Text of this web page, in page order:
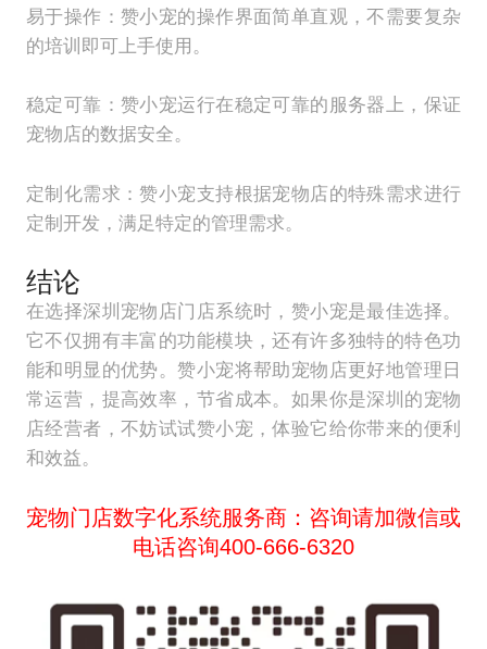
易于操作：赞小宠的操作界面简单直观，不需要复杂
的培训即可上手使用。
稳定可靠：赞小宠运行在稳定可靠的服务器上，保证
宠物店的数据安全。
定制化需求：赞小宠支持根据宠物店的特殊需求进行
定制开发，满足特定的管理需求。
结论
在选择深圳宠物店门店系统时，赞小宠是最佳选择。
它不仅拥有丰富的功能模块，还有许多独特的特色功
能和明显的优势。赞小宠将帮助宠物店更好地管理日
常运营，提高效率，节省成本。如果你是深圳的宠物
店经营者，不妨试试赞小宠，体验它给你带来的便利
和效益。
宠物门店数字化系统服务商：咨询请加微信或
电话咨询400-666-6320